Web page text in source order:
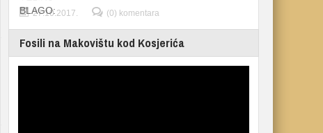
27.10.2017. (0) komentara
Fosili na Makovištu kod Kosjerića